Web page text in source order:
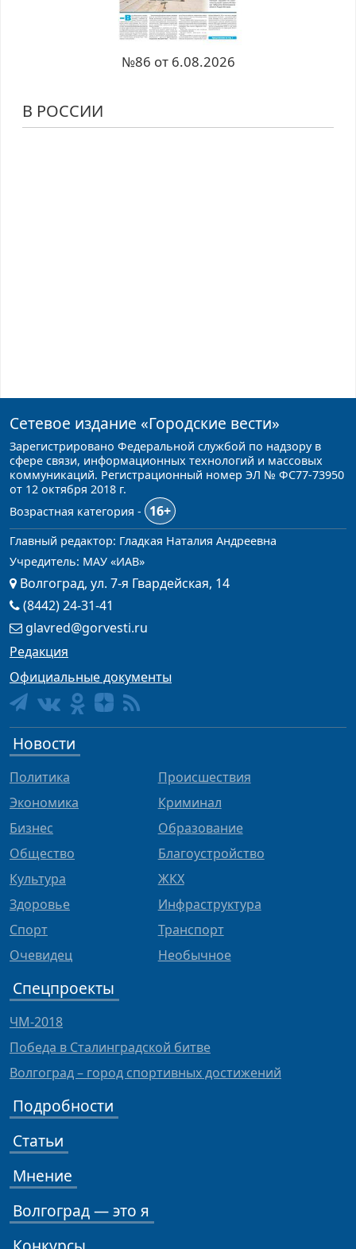
№86 от 6.08.2026
В РОССИИ
Сетевое издание «Городские вести»
Зарегистрировано Федеральной службой по надзору в
сфере связи, информационных технологий и массовых
коммуникаций. Регистрационный номер ЭЛ № ФС77-73950
от 12 октября 2018 г.
Возрастная категория -
16+
Главный редактор: Гладкая Наталия Андреевна
Учредитель: МАУ «ИАВ»
Волгоград, ул. 7-я Гвардейская, 14
(8442) 24-31-41
glavred@gorvesti.ru
Редакция
Официальные документы
Новости
Политика
Экономика
Бизнес
Общество
Культура
Здоровье
Спорт
Очевидец
Происшествия
Криминал
Образование
Благоустройство
ЖКХ
Инфраструктура
Транспорт
Необычное
Спецпроекты
ЧМ-2018
Победа в Сталинградской битве
Волгоград – город спортивных достижений
Подробности
Статьи
Мнение
Волгоград — это я